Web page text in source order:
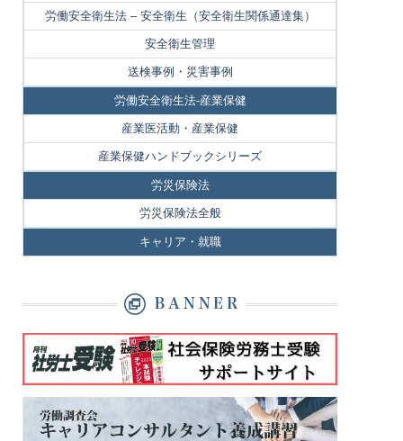
労働安全衛生法 – 安全衛生（安全衛生関係通達集）
安全衛生管理
送検事例・災害事例
労働安全衛生法-産業保健
産業医活動・産業保健
産業保健ハンドブックシリーズ
労災保険法
労災保険法全般
キャリア・就職